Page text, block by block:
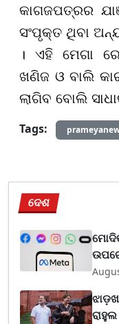
କାଗଜପତ୍ରର
ସଂପୃକ୍ତ ଥିବା
। ଏହି ମେଗା
ଖଣିଜ ଓ ବାଲି
ଲାଗିବ ବୋଲି
Tags:
ଦେଶ